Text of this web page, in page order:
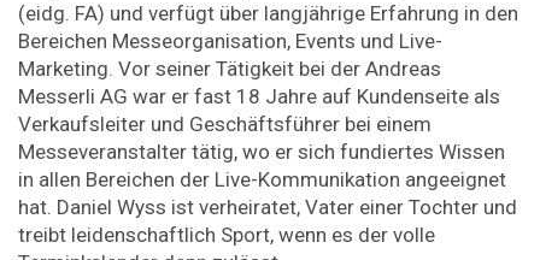
(eidg. FA) und verfügt über langjährige Erfahrung in den
Bereichen Messeorganisation, Events und Live-
Marketing. Vor seiner Tätigkeit bei der Andreas
Messerli AG war er fast 18 Jahre auf Kundenseite als
Verkaufsleiter und Geschäftsführer bei einem
Messeveranstalter tätig, wo er sich fundiertes Wissen
in allen Bereichen der Live-Kommunikation angeeignet
hat. Daniel Wyss ist verheiratet, Vater einer Tochter und
treibt leidenschaftlich Sport, wenn es der volle